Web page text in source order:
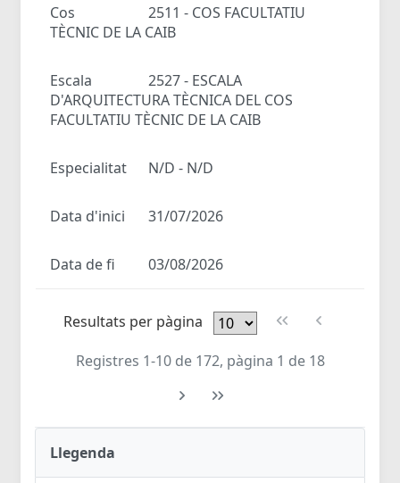
Cos
2511 - COS FACULTATIU
TÈCNIC DE LA CAIB
Escala
2527 - ESCALA
D'ARQUITECTURA TÈCNICA DEL COS
FACULTATIU TÈCNIC DE LA CAIB
Especialitat N/D - N/D
Data d'inici 31/07/2026
Data de fi 03/08/2026
Resultats per pàgina
Registres 1-10 de 172, pàgina 1 de 18
Llegenda